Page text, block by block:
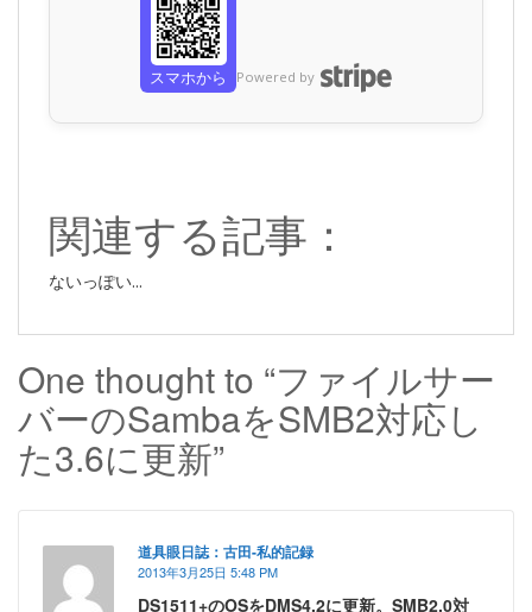
スマホから Powered by
関連する記事：
ないっぽい...
One thought to “ファイルサー
バーのSambaをSMB2対応し
た3.6に更新”
道具眼日誌：古田-私的記録
2013年3月25日 5:48 PM
DS1511+のOSをDMS4.2に更新。SMB2.0対